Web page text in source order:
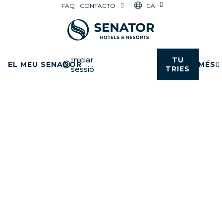
FAQ CONTACTO CA
EL MEU SENADORIniciar
sessió
TU
TRIES
MÉS